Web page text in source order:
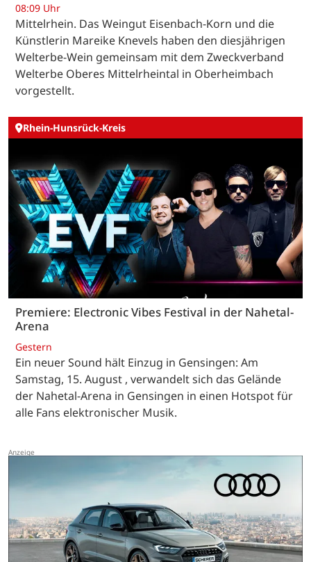
08:09 Uhr
Mittelrhein. Das Weingut Eisenbach-Korn und die
Künstlerin Mareike Knevels haben den diesjährigen
Welterbe-Wein gemeinsam mit dem Zweckverband
Welterbe Oberes Mittelrheintal in Oberheimbach
vorgestellt.
Rhein-Hunsrück-Kreis
Premiere: Electronic Vibes Festival in der Nahetal-
Arena
Gestern
Ein neuer Sound hält Einzug in Gensingen: Am
Samstag, 15. August , verwandelt sich das Gelände
der Nahetal-Arena in Gensingen in einen Hotspot für
alle Fans elektronischer Musik.